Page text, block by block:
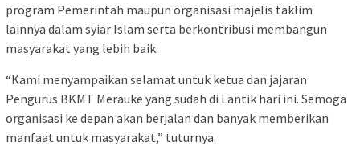
program Pemerintah maupun organisasi majelis taklim
lainnya dalam syiar Islam serta berkontribusi membangun
masyarakat yang lebih baik.
“Kami menyampaikan selamat untuk ketua dan jajaran
Pengurus BKMT Merauke yang sudah di Lantik hari ini. Semoga
organisasi ke depan akan berjalan dan banyak memberikan
manfaat untuk masyarakat,” tuturnya.